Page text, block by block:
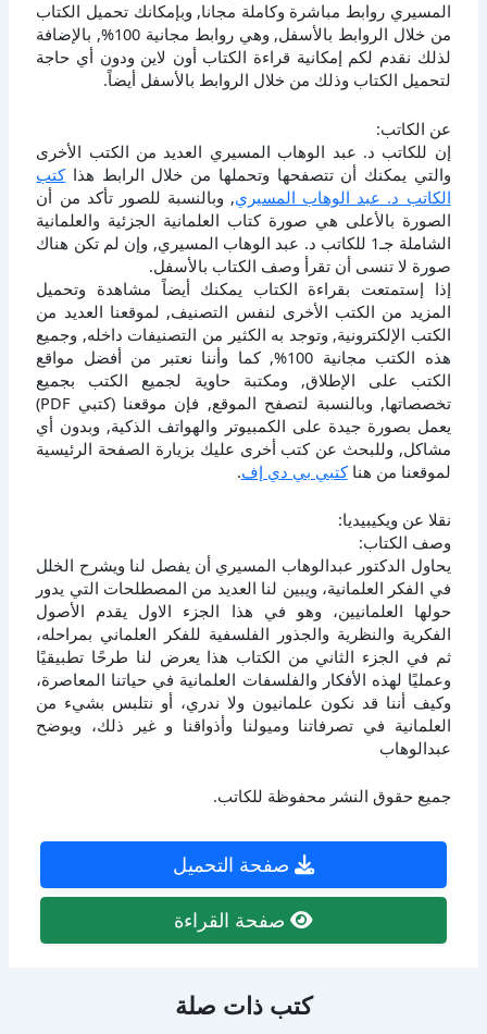
المسيري روابط مباشرة وكاملة مجانا, وبإمكانك تحميل الكتاب
من خلال الروابط بالأسفل, وهي روابط مجانية 100%, بالإضافة
لذلك نقدم لكم إمكانية قراءة الكتاب أون لاين ودون أي حاجة
لتحميل الكتاب وذلك من خلال الروابط بالأسفل أيضاً.
عن الكاتب:
إن للكاتب د. عبد الوهاب المسيري العديد من الكتب الأخرى
والتي يمكنك أن تتصفحها وتحملها من خلال الرابط هذاكتب
الكاتب د. عبد الوهاب المسيري, وبالنسبة للصور تأكد من أن
الصورة بالأعلى هي صورة كتاب العلمانية الجزئية والعلمانية
الشاملة جـ1 للكاتب د. عبد الوهاب المسيري, وإن لم تكن هناك
صورة لا تنسى أن تقرأ وصف الكتاب بالأسفل.
إذا إستمتعت بقراءة الكتاب يمكنك أيضاً مشاهدة وتحميل
المزيد من الكتب الأخرى لنفس التصنيف, لموقعنا العديد من
الكتب الإلكترونية, وتوجد به الكثير من التصنيفات داخله, وجميع
هذه الكتب مجانية 100%, كما وأننا نعتبر من أفضل مواقع
الكتب على الإطلاق, ومكتبة حاوية لجميع الكتب بجميع
تخصصاتها, وبالنسبة لتصفح الموقع, فإن موقعنا (كتبي PDF)
يعمل بصورة جيدة على الكمبيوتر والهواتف الذكية, وبدون أي
مشاكل, وللبحث عن كتب أخرى عليك بزيارة الصفحة الرئيسية
لموقعنا من هناكتبي بي دي إف.
نقلا عن ويكيبيديا:
وصف الكتاب:
يحاول الدكتور عبدالوهاب المسيري أن يفصل لنا ويشرح الخلل
في الفكر العلمانية، ويبين لنا العديد من المصطلحات التي يدور
حولها العلمانيين، وهو في هذا الجزء الاول يقدم الأصول
الفكرية والنظرية والجذور الفلسفية للفكر العلماني بمراحله،
ثم في الجزء الثاني من الكتاب هذا يعرض لنا طرحًا تطبيقيًا
وعمليًا لهذه الأفكار والفلسفات العلمانية في حياتنا المعاصرة،
وكيف أننا قد نكون علمانيون ولا ندري، أو نتلبس بشيء من
العلمانية في تصرفاتنا وميولنا وأذواقنا و غير ذلك، ويوضح
عبدالوهاب
جميع حقوق النشر محفوظة للكاتب.
صفحة التحميل
صفحة القراءة
كتب ذات صلة